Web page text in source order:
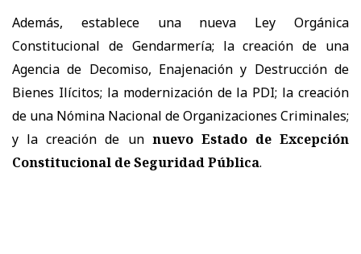
Además, establece una nueva Ley Orgánica
Constitucional de Gendarmería; la creación de una
Agencia de Decomiso, Enajenación y Destrucción de
Bienes Ilícitos; la modernización de la PDI; la creación
de una Nómina Nacional de Organizaciones Criminales;
y la creación de un nuevo Estado de Excepción
Constitucional de Seguridad Pública.